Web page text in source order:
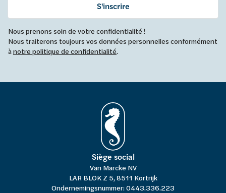
S'inscrire
Nous prenons soin de votre confidentialité !
Nous traiterons toujours vos données personnelles conformément
ànotre politique de confidentialité.
Siège social
Van Marcke NV
LAR BLOK Z 5, 8511 Kortrijk
Ondernemingsnummer: 0443.336.223